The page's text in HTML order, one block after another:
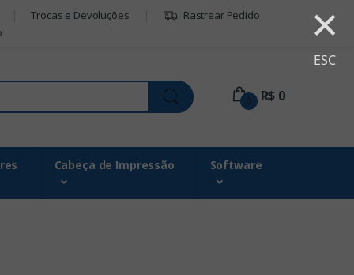
×
ESC
Trocas e Devoluções
Rastrear Pedido
0 R$ 0
Cabeça de Impressão Software